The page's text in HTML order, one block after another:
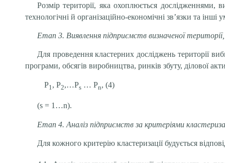
Розмір території, яка охоплюється дослідженнями,
технологічні й організаційно-економічні зв’язки та
Етап 3. Виявлення підприємств визначеної території,
Для проведення кластерних досліджень території
програми, обсягів виробництва, ринків збуту, ділової
Р1, Р2,…Ps… Рn, (4)
(s = 1…n).
Етап 4. Аналіз підприємств за критеріями
Для кожного критерію кластеризації будується